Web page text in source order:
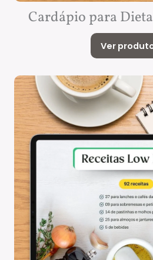
Cardápio para
Ver